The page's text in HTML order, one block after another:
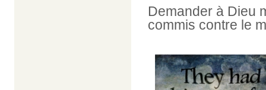
Demander à Dieu
commis contre le